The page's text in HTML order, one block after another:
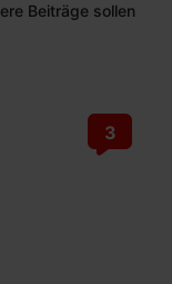
Beiträge sollen
3